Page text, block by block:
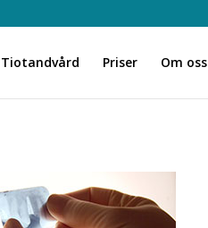
Tiotandvård Priser Om oss